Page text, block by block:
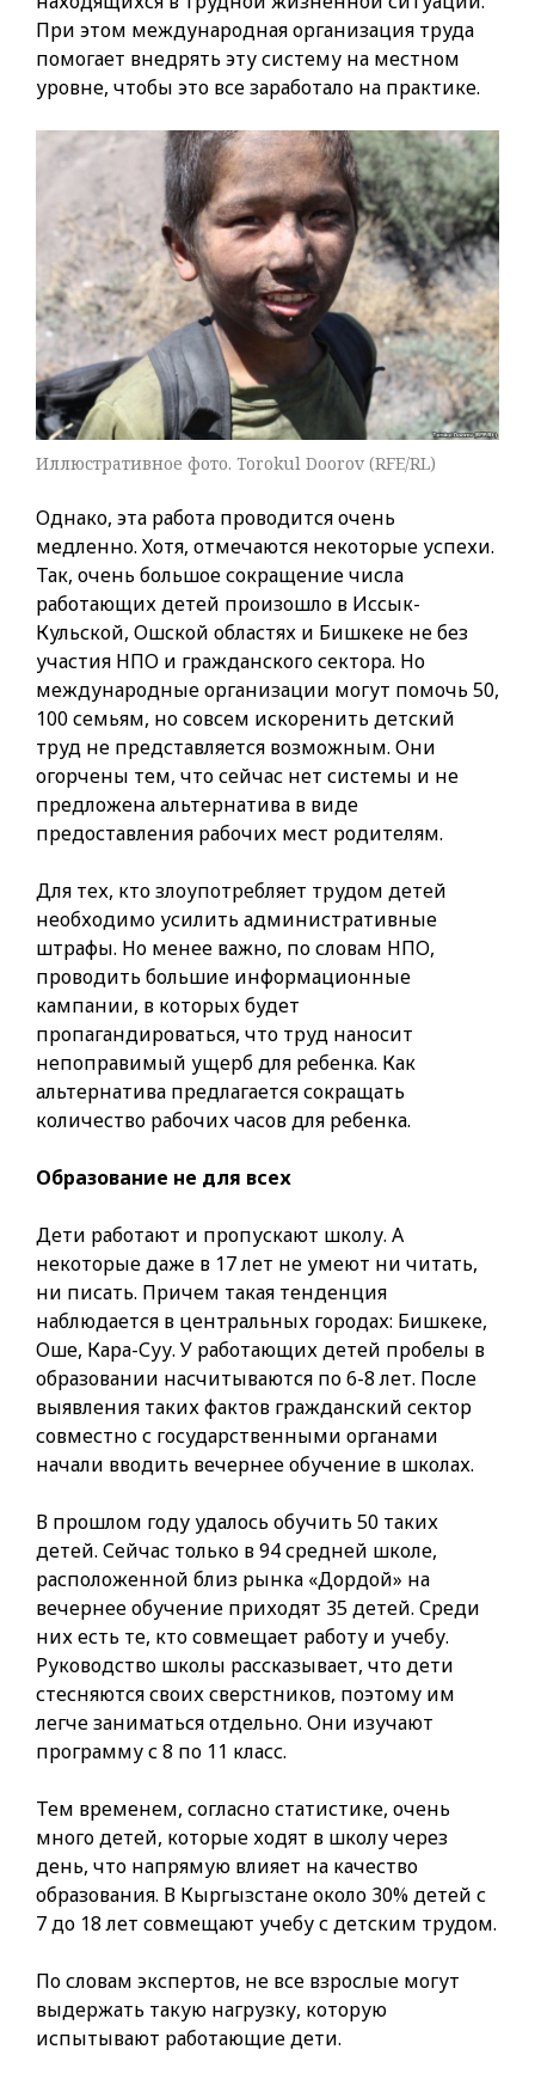
При этом международная организация труда
помогает внедрять эту систему на местном
уровне, чтобы это все заработало на практике.
Иллюстративное фото. Torokul Doorov (RFE/RL)
Однако, эта работа проводится очень
медленно. Хотя, отмечаются некоторые успехи.
Так, очень большое сокращение числа
работающих детей произошло в Иссык-
Кульской, Ошской областях и Бишкеке не без
участия НПО и гражданского сектора. Но
международные организации могут помочь 50,
100 семьям, но совсем искоренить детский
труд не представляется возможным. Они
огорчены тем, что сейчас нет системы и не
предложена альтернатива в виде
предоставления рабочих мест родителям.
Для тех, кто злоупотребляет трудом детей
необходимо усилить административные
штрафы. Но менее важно, по словам НПО,
проводить большие информационные
кампании, в которых будет
пропагандироваться, что труд наносит
непоправимый ущерб для ребенка. Как
альтернатива предлагается сокращать
количество рабочих часов для ребенка.
Образование не для всех
Дети работают и пропускают школу. А
некоторые даже в 17 лет не умеют ни читать,
ни писать. Причем такая тенденция
наблюдается в центральных городах: Бишкеке,
Оше, Кара-Суу. У работающих детей пробелы в
образовании насчитываются по 6-8 лет. После
выявления таких фактов гражданский сектор
совместно с государственными органами
начали вводить вечернее обучение в школах.
В прошлом году удалось обучить 50 таких
детей. Сейчас только в 94 средней школе,
расположенной близ рынка «Дордой» на
вечернее обучение приходят 35 детей. Среди
них есть те, кто совмещает работу и учебу.
Руководство школы рассказывает, что дети
стесняются своих сверстников, поэтому им
легче заниматься отдельно. Они изучают
программу с 8 по 11 класс.
Тем временем, согласно статистике, очень
много детей, которые ходят в школу через
день, что напрямую влияет на качество
образования. В Кыргызстане около 30% детей с
7 до 18 лет совмещают учебу с детским трудом.
По словам экспертов, не все взрослые могут
выдержать такую нагрузку, которую
испытывают работающие дети.